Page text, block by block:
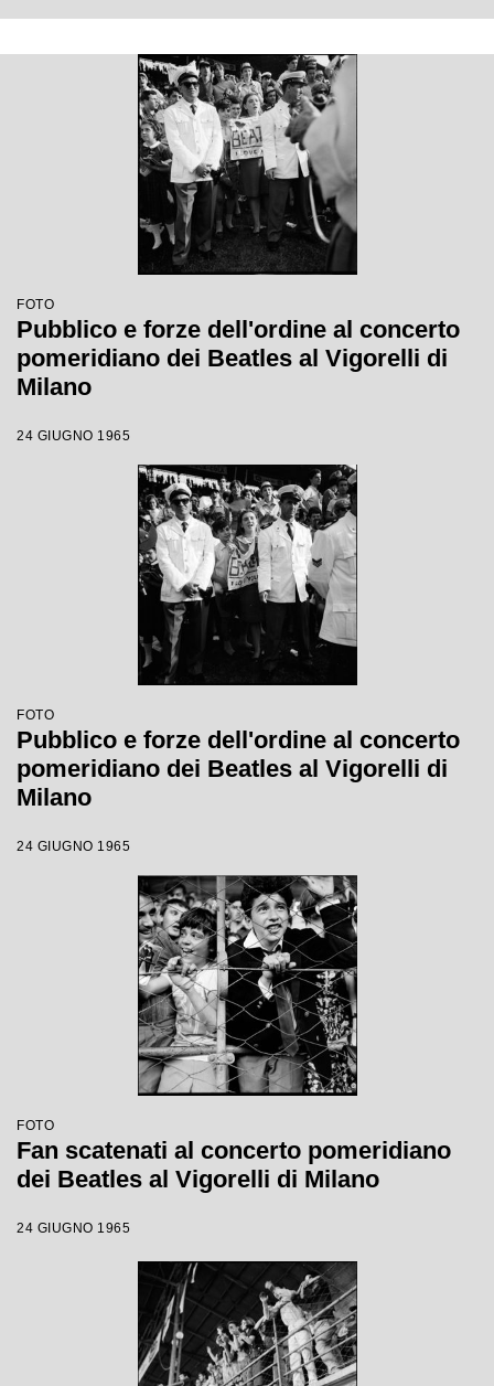
FOTO
Pubblico e forze dell'ordine al concerto
pomeridiano dei Beatles al Vigorelli di
Milano
24 GIUGNO 1965
FOTO
Pubblico e forze dell'ordine al concerto
pomeridiano dei Beatles al Vigorelli di
Milano
24 GIUGNO 1965
FOTO
Fan scatenati al concerto pomeridiano
dei Beatles al Vigorelli di Milano
24 GIUGNO 1965